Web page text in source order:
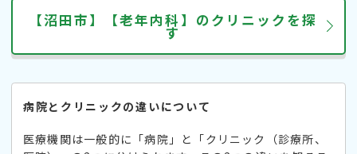
【沼田市】【老年内科】のクリニックを探
す
病院とクリニックの違いについて
医療機関は一般的に「病院」と「クリニック（診療所、